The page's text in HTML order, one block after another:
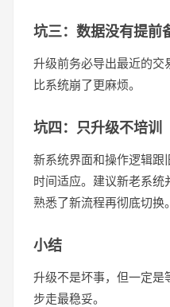
坑三：数据没有提前
升级前务必导出最近的交
比系统崩了更麻烦。
坑四：只升级不培训
新系统界面和操作逻辑跟
时间适应。建议新老系
熟悉了新流程再彻底切换。
小结
升级不是坏事，但一定是
步走最稳妥。